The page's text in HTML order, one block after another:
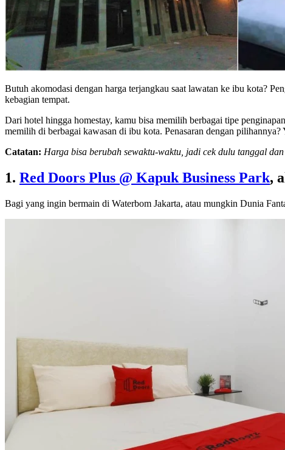
Butuh akomodasi dengan harga terjangkau saat lawatan ke ibu kota?
kebagian tempat.
Dari hotel hingga homestay, kamu bisa memilih berbagai tipe
memilih di berbagai kawasan di ibu kota. Penasaran dengan pilihannya?
Catatan: Harga bisa berubah sewaktu-waktu, jadi cek dulu tanggal
1. Red Doors Plus @ Kapuk Business Park,
Bagi yang ingin bermain di Waterbom Jakarta, atau mungkin Dunia